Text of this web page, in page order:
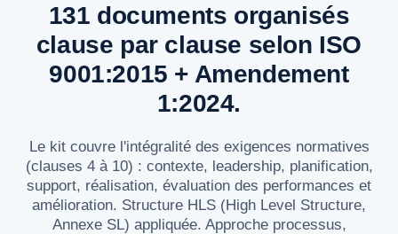
131 documents organisés
clause par clause selon ISO
9001:2015 + Amendement
1:2024.
Le kit couvre l'intégralité des exigences normatives
(clauses 4 à 10) : contexte, leadership, planification,
support, réalisation, évaluation des performances et
amélioration. Structure HLS (High Level Structure,
Annexe SL) appliquée. Approche processus,